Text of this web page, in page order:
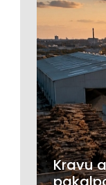
Kravu